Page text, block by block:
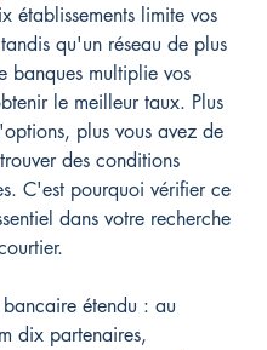
établissements limite vos
qu'un réseau de plus
banques multiplie vos
le meilleur taux. Plus
plus vous avez de
des conditions
C'est pourquoi vérifier ce
dans votre recherche
bancaire étendu : au
dix partenaires,